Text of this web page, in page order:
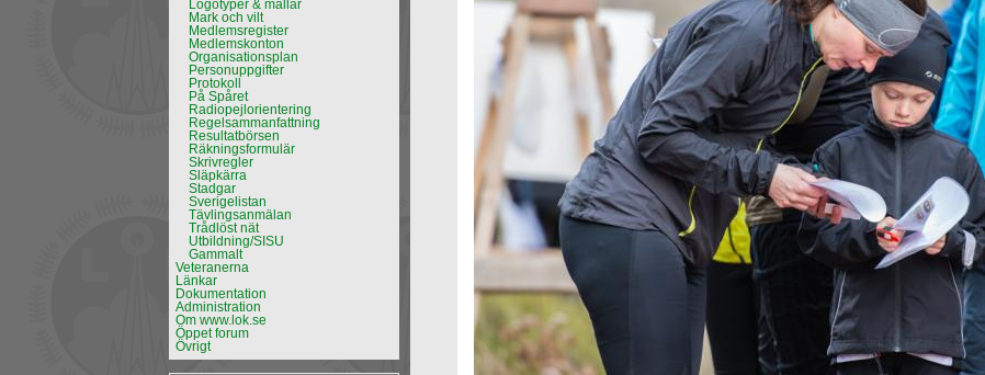
Logotyper & mallar
Mark och vilt
Medlemsregister
Medlemskonton
Organisationsplan
Personuppgifter
Protokoll
På Spåret
Radiopejlorientering
Regelsammanfattning
Resultatbörsen
Räkningsformulär
Skrivregler
Släpkärra
Stadgar
Sverigelistan
Tävlingsanmälan
Trådlöst nät
Utbildning/SISU
Gammalt
Veteranerna
Länkar
Dokumentation
Administration
Om www.lok.se
Öppet forum
Övrigt